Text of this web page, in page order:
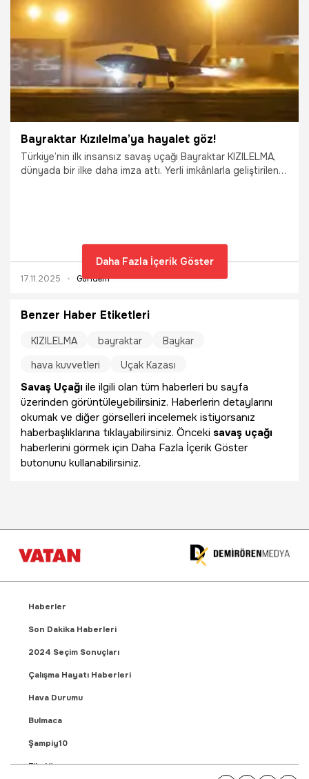
19.11.2025
Bayraktar Kızılelma’ya hayalet göz!
Türkiye’nin ilk insansız savaş uçağı Bayraktar KIZILELMA,
dünyada bir ilke daha imza attı. Yerli imkânlarla geliştirilen
17.11.2025 Gündem
Daha Fazla İçerik Göster
Benzer Haber Etiketleri
KIZILELMA bayraktar
Baykar
hava kuvvetleri
Uçak Kazası
Savaş Uçağı ile ilgili olan tüm haberleri bu sayfa
üzerinden görüntüleyebilirsiniz. Haberlerin detaylarını
okumak ve diğer görselleri incelemek istiyorsanız
haberbaşlıklarına tıklayabilirsiniz. Önceki savaş uçağı
haberlerini görmek için Daha Fazla İçerik Göster
butonunu kullanabilirsiniz.
Haberler
Son Dakika Haberleri
2024 Seçim Sonuçları
Çalışma Hayatı Haberleri
Hava Durumu
Bulmaca
Şampiy10
Fikstür